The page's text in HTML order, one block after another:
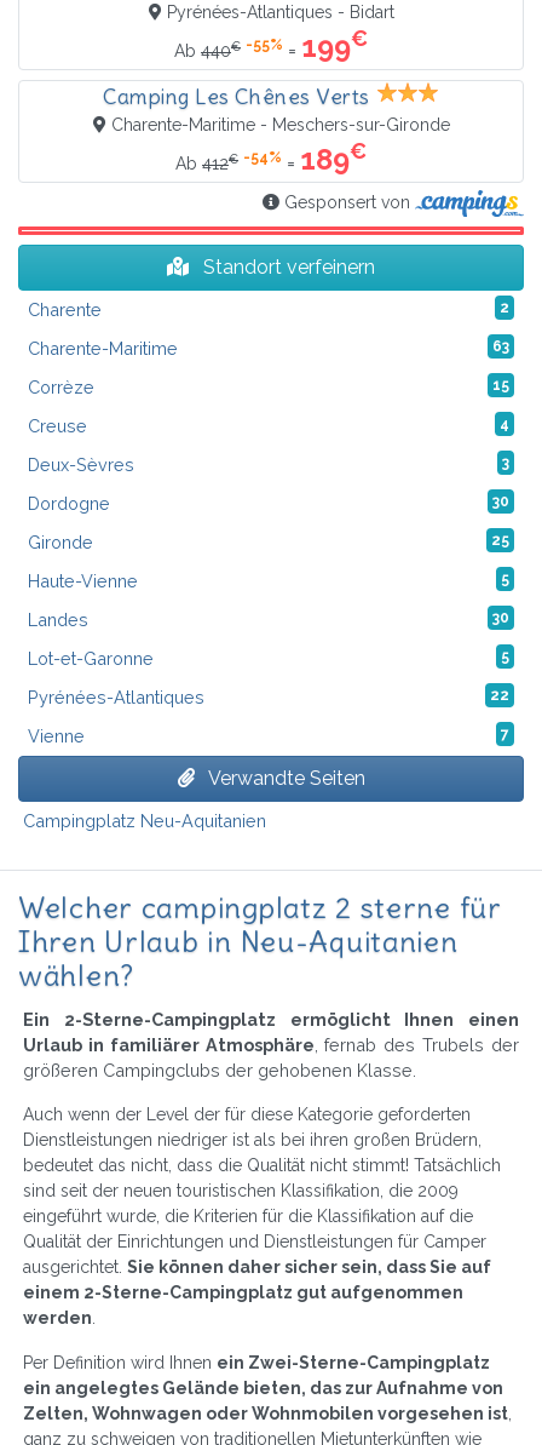
Pyrénées-Atlantiques - Bidart
Ab 440€ -55% = 199€
Camping Les Chênes Verts
Charente-Maritime - Meschers-sur-Gironde
Ab 412€ -54% = 189€
Gesponsert von
Standort verfeinern
Charente 2
Charente-Maritime 63
Corrèze 15
Creuse 4
Deux-Sèvres 3
Dordogne 30
Gironde 25
Haute-Vienne 5
Landes 30
Lot-et-Garonne 5
Pyrénées-Atlantiques 22
Vienne 7
Verwandte Seiten
Campingplatz Neu-Aquitanien
Welcher campingplatz 2 sterne für
Ihren Urlaub in Neu-Aquitanien
wählen?
Ein 2-Sterne-Campingplatz ermöglicht Ihnen einen
Urlaub in familiärer Atmosphäre , fernab des Trubels der
größeren Campingclubs der gehobenen Klasse.
Auch wenn der Level der für diese Kategorie geforderten
Dienstleistungen niedriger ist als bei ihren großen Brüdern,
bedeutet das nicht, dass die Qualität nicht stimmt! Tatsächlich
sind seit der neuen touristischen Klassifikation, die 2009
eingeführt wurde, die Kriterien für die Klassifikation auf die
Qualität der Einrichtungen und Dienstleistungen für Camper
ausgerichtet. Sie können daher sicher sein, dass Sie auf
einem 2-Sterne-Campingplatz gut aufgenommen
werden
Per Definition wird Ihnen ein Zwei-Sterne-Campingplatz
ein angelegtes Gelände bieten, das zur Aufnahme von
Zelten, Wohnwagen oder Wohnmobilen vorgesehen ist
ganz zu schweigen von traditionellen Mietunterkünften wie